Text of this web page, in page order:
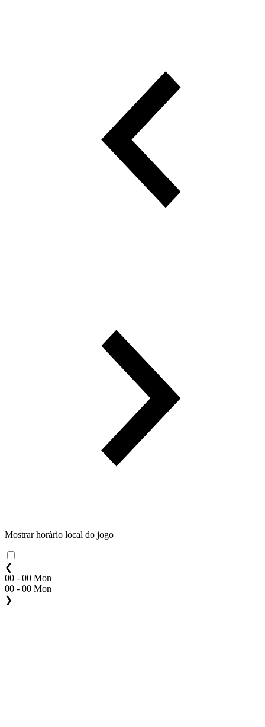
Mostrar horàrio local do jogo
❮
00 - 00 Mon
00 - 00 Mon
❯